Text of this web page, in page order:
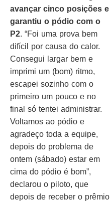
avançar cinco posições e
garantiu o pódio com o
P2. “Foi uma prova bem
difícil por causa do calor.
Consegui largar bem e
imprimi um (bom) ritmo,
escapei sozinho com o
primeiro um pouco e no
final só tentei administrar.
Voltamos ao pódio e
agradeço toda a equipe,
depois do problema de
ontem (sábado) estar em
cima do pódio é bom”,
declarou o piloto, que
depois de receber o prêmio